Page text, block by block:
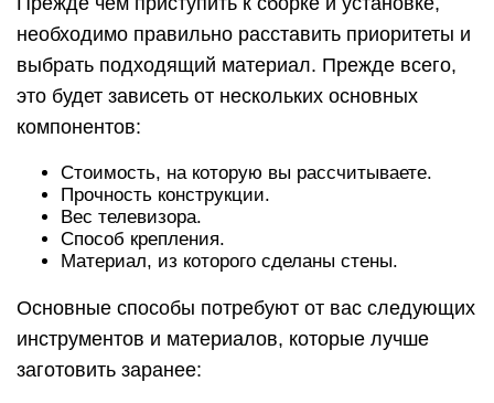
необходимо правильно расставить приоритеты и
выбрать подходящий материал. Прежде всего,
это будет зависеть от нескольких основных
компонентов:
Стоимость, на которую вы рассчитываете.
Прочность конструкции.
Вес телевизора.
Способ крепления.
Материал, из которого сделаны стены.
Основные способы потребуют от вас следующих
инструментов и материалов, которые лучше
заготовить заранее: